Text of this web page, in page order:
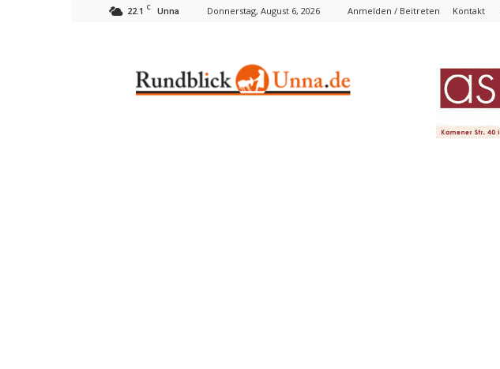
22.1 C Unna Donnerstag, August 6, 2026 Anmelden / Beitreten Kontakt